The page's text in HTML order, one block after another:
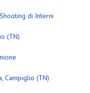
di Interni
(TN)
Campiglio (TN)